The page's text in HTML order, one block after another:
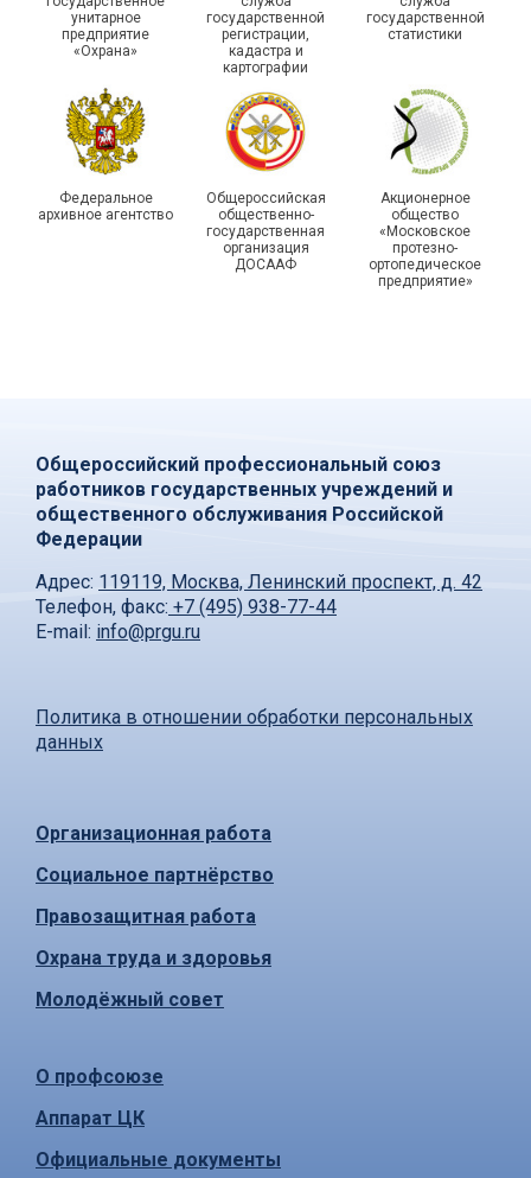
профсоюзных
организаций Тюмени
Адыгейской организации
Профсоюза за 2025 год
унитарное
предприятие
«Охрана»
государственной
регистрации,
кадастра и
картографии
государственной
статистики
Федеральное
архивное агентство
Общероссийская
общественно-
государственная
организация
ДОСААФ
Акционерное
общество
«Московское
протезно-
ортопедическое
предприятие»
Общероссийский профессиональный союз
работников государственных учреждений и
общественного обслуживания Российской
Федерации
Адрес: 119119, Москва, Ленинский проспект, д. 42
Телефон, факс: +7 (495) 938-77-44
E-mail: info@prgu.ru
Политика в отношении обработки персональных
данных
Организационная работа
Социальное партнёрство
Правозащитная работа
Охрана труда и здоровья
Молодёжный совет
О профсоюзе
Аппарат ЦК
Официальные документы